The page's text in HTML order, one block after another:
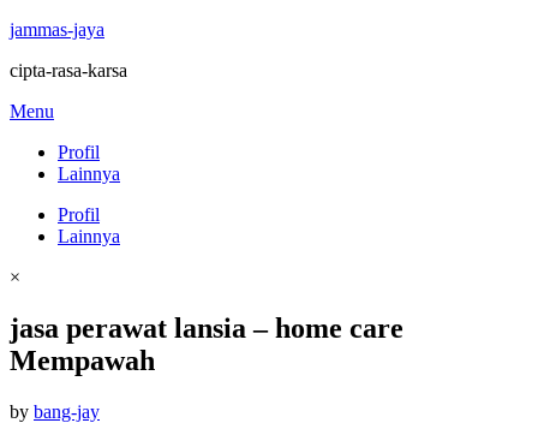
jammas-jaya
cipta-rasa-karsa
Skip
content
Menu
Profil
Lainnya
Profil
Lainnya
×
jasa perawat lansia – home care
Mempawah
by bang-jayPosted